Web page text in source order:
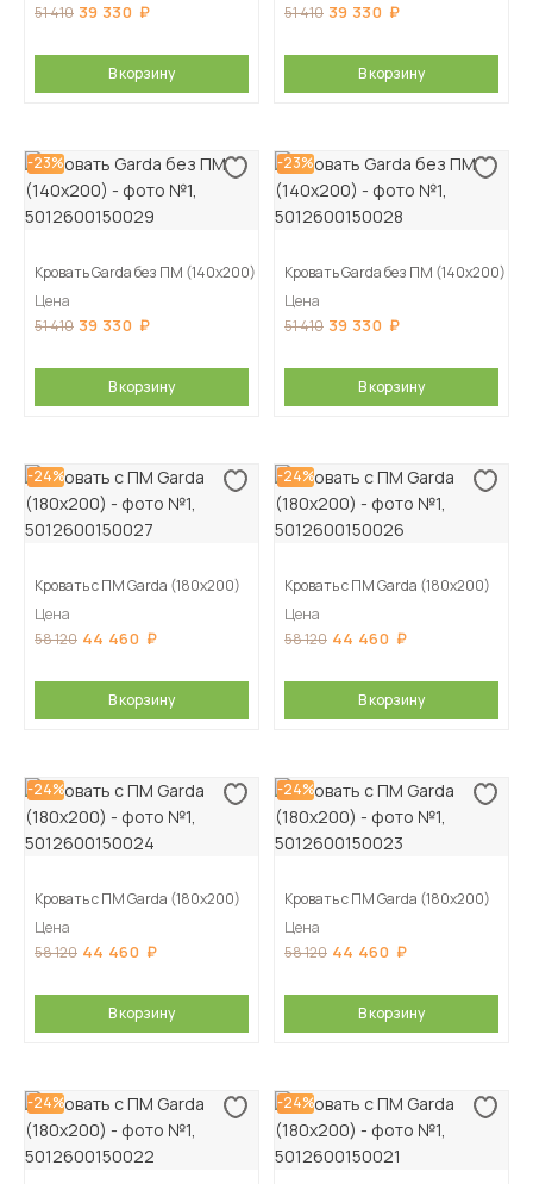
51 410 39 330
В корзину
51 410 39 330
В корзину
-23%
Кровать Garda без ПМ (140х200)
Цена
51 410 39 330
В корзину
-23%
Кровать Garda без ПМ (140х200)
Цена
51 410 39 330
В корзину
-24%
Кровать с ПМ Garda (180х200)
Цена
58 120 44 460
В корзину
-24%
Кровать с ПМ Garda (180х200)
Цена
58 120 44 460
В корзину
-24%
Кровать с ПМ Garda (180х200)
Цена
58 120 44 460
В корзину
-24%
Кровать с ПМ Garda (180х200)
Цена
58 120 44 460
В корзину
-24% -24%